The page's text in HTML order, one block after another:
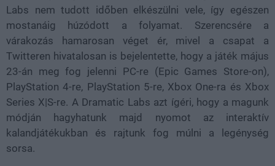
Labs nem tudott időben elkészülni vele, így egészen
mostanáig húzódott a folyamat. Szerencsére a
várakozás hamarosan véget ér, mivel a csapat a
Twitteren hivatalosan is bejelentette, hogy a játék május
23-án meg fog jelenni PC-re (Epic Games Store-on),
PlayStation 4-re, PlayStation 5-re, Xbox One-ra és Xbox
Series X|S-re. A Dramatic Labs azt ígéri, hogy a magunk
módján hagyhatunk majd nyomot az interaktív
kalandjátékukban és rajtunk fog múlni a legénység
sorsa.